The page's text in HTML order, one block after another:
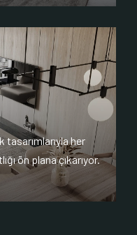
her
ön plana çıkarıyor.